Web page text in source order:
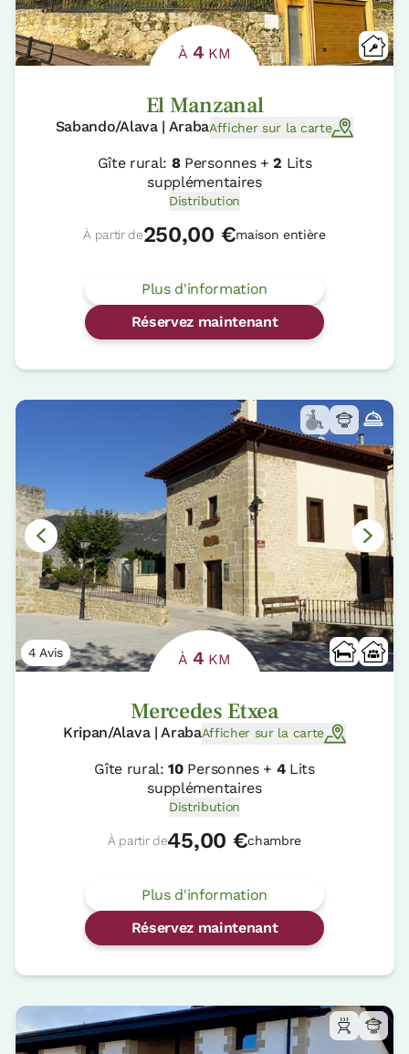
À 4 KM
El Manzanal
Sabando/Alava | ArabaAfficher sur la carte
Gîte rural: 8Personnes +2 Lits
supplémentaires
Distribution
À partir de250,00 €maison entière
Plus d'information
Réservez maintenant
4 Avis À 4 KM
Mercedes Etxea
Kripan/Alava | ArabaAfficher sur la carte
Gîte rural:10Personnes + 4Lits
supplémentaires
Distribution
À partir de45,00 €chambre
Plus d'information
Réservez maintenant